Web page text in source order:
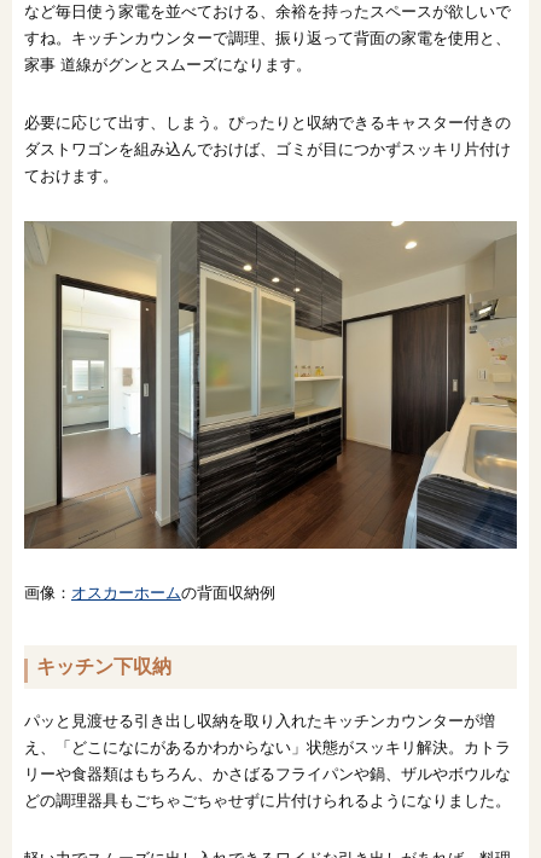
など毎日使う家電を並べておける、余裕を持ったスペースが欲しいで
すね。キッチンカウンターで調理、振り返って背面の家電を使用と、
家事 道線がグンとスムーズになります。
必要に応じて出す、しまう。ぴったりと収納できるキャスター付きの
ダストワゴンを組み込んでおけば、ゴミが目につかずスッキリ片付け
ておけます。
画像： オスカーホームの背面収納例
キッチン下収納
パッと見渡せる引き出し収納を取り入れたキッチンカウンターが増
え、「どこになにがあるかわからない」状態がスッキリ解決。カトラ
リーや食器類はもちろん、かさばるフライパンや鍋、ザルやボウルな
どの調理器具もごちゃごちゃせずに片付けられるようになりました。